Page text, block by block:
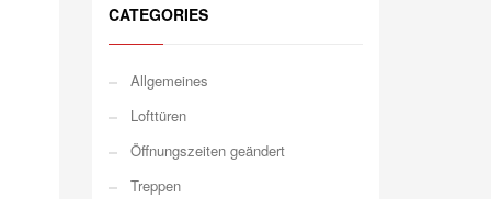
CATEGORIES
Allgemeines
Lofttüren
Öffnungszeiten geändert
Treppen